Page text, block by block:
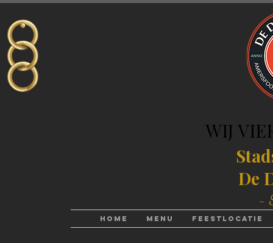
WIJ
WIJ
De
-
Home Menu Feestlocatie